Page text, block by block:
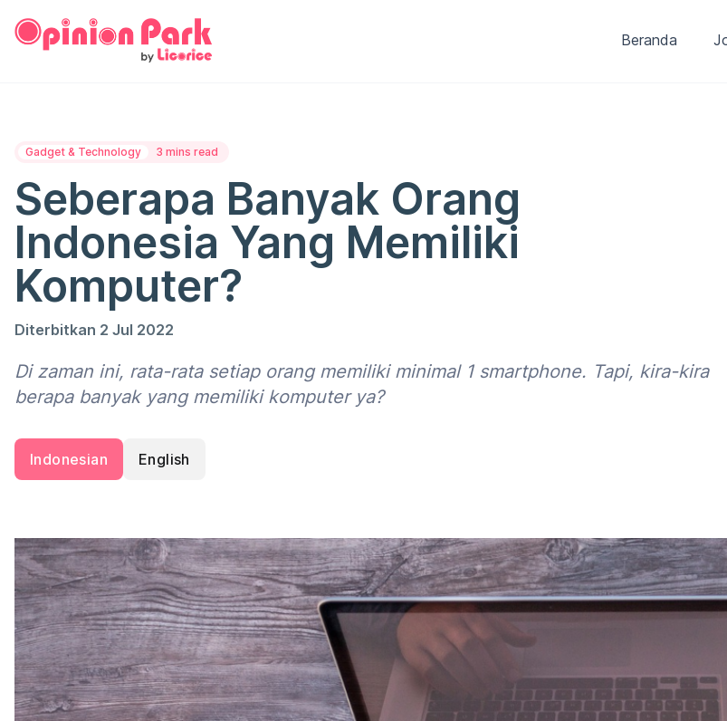
Beranda
Gadget & Technology 3 mins read
Seberapa Banyak Orang
Indonesia Yang Memiliki
Komputer?
Diterbitkan 2 Jul 2022
Di zaman ini, rata-rata setiap orang memiliki minimal 1 smartphone. Tapi, kira-kira
berapa banyak yang memiliki komputer ya?
Indonesian English